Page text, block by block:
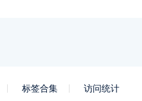
标签合集 访问统计